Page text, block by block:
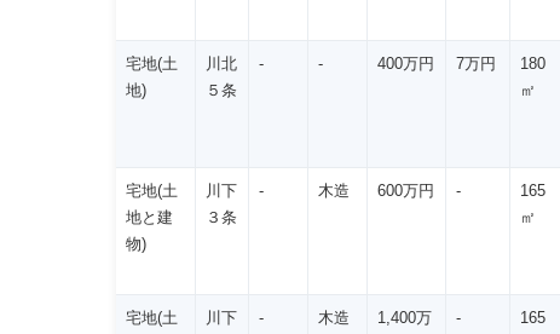
宅地(土
地)
川北
５条
- - 400万円 7万円
180
㎡
宅地(土
地と建
物)
川下
３条
- 木造 600万円 -
165
㎡
宅地(土
川下
- 木造
1,400万
-
165